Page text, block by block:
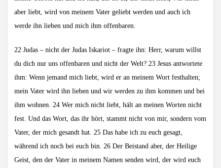
aber liebt, wird von meinem Vater geliebt werden und auch ich
werde ihn lieben und mich ihm offenbaren.
22 Judas – nicht der Judas Iskariot – fragte ihn: Herr, warum willst
du dich nur uns offenbaren und nicht der Welt? 23 Jesus antwortete
ihm: Wenn jemand mich liebt, wird er an meinem Wort festhalten;
mein Vater wird ihn lieben und wir werden zu ihm kommen und bei
ihm wohnen. 24 Wer mich nicht liebt, hält an meinen Worten nicht
fest. Und das Wort, das ihr hört, stammt nicht von mir, sondern vom
Vater, der mich gesandt hat. 25 Das habe ich zu euch gesagt,
während ich noch bei euch bin. 26 Der Beistand aber, der Heilige
Geist, den der Vater in meinem Namen senden wird, der wird euch